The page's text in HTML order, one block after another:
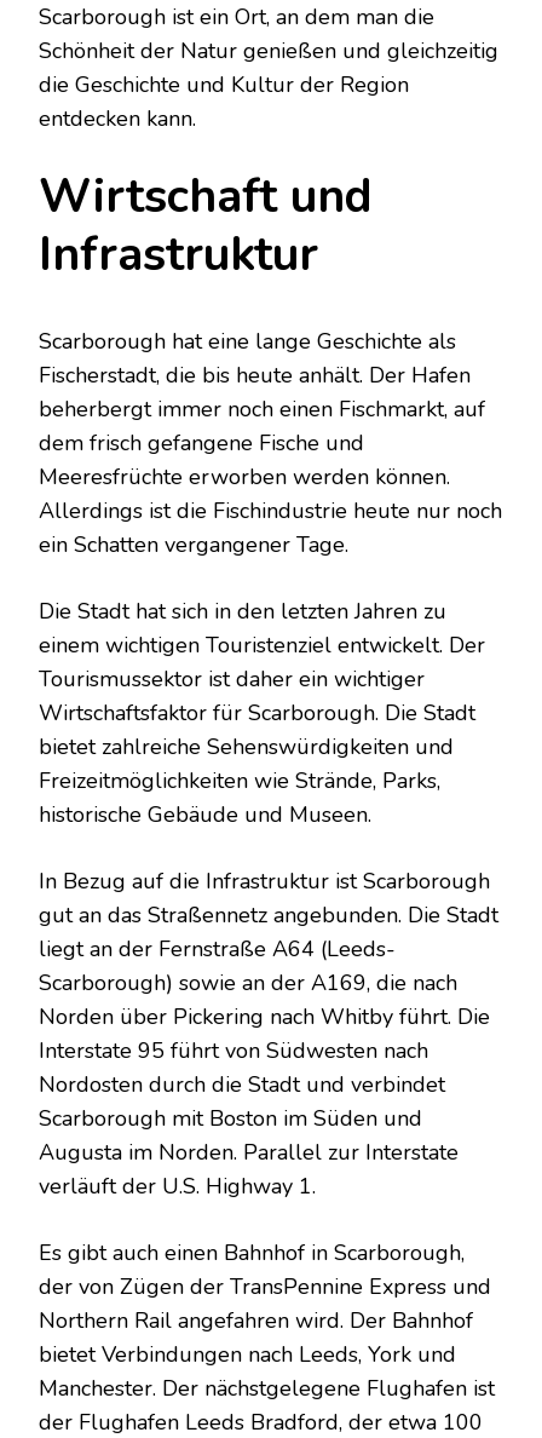
Scarborough ist ein Ort, an dem man die
Schönheit der Natur genießen und gleichzeitig
die Geschichte und Kultur der Region
entdecken kann.
Wirtschaft und
Infrastruktur
Scarborough hat eine lange Geschichte als
Fischerstadt, die bis heute anhält. Der Hafen
beherbergt immer noch einen Fischmarkt, auf
dem frisch gefangene Fische und
Meeresfrüchte erworben werden können.
Allerdings ist die Fischindustrie heute nur noch
ein Schatten vergangener Tage.
Die Stadt hat sich in den letzten Jahren zu
einem wichtigen Touristenziel entwickelt. Der
Tourismussektor ist daher ein wichtiger
Wirtschaftsfaktor für Scarborough. Die Stadt
bietet zahlreiche Sehenswürdigkeiten und
Freizeitmöglichkeiten wie Strände, Parks,
historische Gebäude und Museen.
In Bezug auf die Infrastruktur ist Scarborough
gut an das Straßennetz angebunden. Die Stadt
liegt an der Fernstraße A64 (Leeds-
Scarborough) sowie an der A169, die nach
Norden über Pickering nach Whitby führt. Die
Interstate 95 führt von Südwesten nach
Nordosten durch die Stadt und verbindet
Scarborough mit Boston im Süden und
Augusta im Norden. Parallel zur Interstate
verläuft der U.S. Highway 1.
Es gibt auch einen Bahnhof in Scarborough,
der von Zügen der TransPennine Express und
Northern Rail angefahren wird. Der Bahnhof
bietet Verbindungen nach Leeds, York und
Manchester. Der nächstgelegene Flughafen ist
der Flughafen Leeds Bradford, der etwa 100